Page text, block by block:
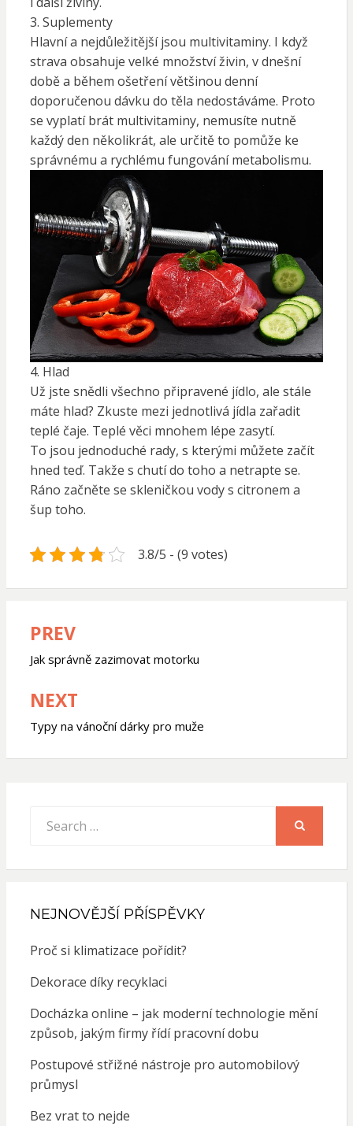
3. Suplementy
Hlavní a nejdůležitější jsou multivitaminy. I když
strava obsahuje velké množství živin, v dnešní
době a během ošetření většinou denní
doporučenou dávku do těla nedostáváme. Proto
se vyplatí brát multivitaminy, nemusíte nutně
každý den několikrát, ale určitě to pomůže ke
správnému a rychlému fungování metabolismu.
4. Hlad
Už jste snědli všechno připravené jídlo, ale stále
máte hlad? Zkuste mezi jednotlivá jídla zařadit
teplé čaje. Teplé věci mnohem lépe zasytí.
To jsou jednoduché rady, s kterými můžete začít
hned teď. Takže s chutí do toho a netrapte se.
Ráno začněte se skleničkou vody s citronem a
šup toho.
3.8/5 - (9 votes)
Navigace
pro
příspěvek
PREV
Jak správně zazimovat motorku
NEXT
Typy na vánoční dárky pro muže
for:
NEJNOVĚJŠÍ PŘÍSPĚVKY
Proč si klimatizace pořídit?
Dekorace díky recyklaci
Docházka online – jak moderní technologie mění
způsob, jakým firmy řídí pracovní dobu
Postupové střižné nástroje pro automobilový
průmysl
Bez vrat to nejde